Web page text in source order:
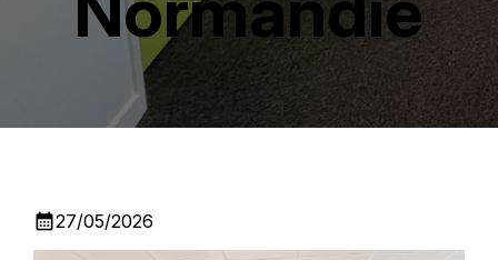
calendar_month27/05/2026